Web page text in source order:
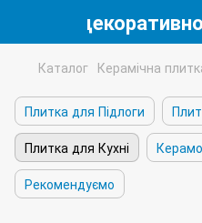
Каталог Керамічна
Плитка для Підлоги
Плитка для Кухні
Рекомендуємо